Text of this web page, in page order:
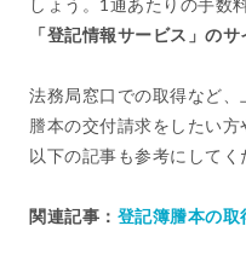
しょう。1通あたりの手数
「登記情報サービス」のサ
法務局窓口での取得など
謄本の交付請求をしたい
以下の記事も参考にしてく
関連記事： 登記簿謄本の